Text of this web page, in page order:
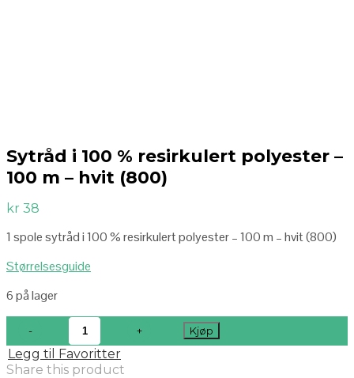
Sytråd i 100 % resirkulert polyester –
100 m – hvit (800)
kr 38
1 spole sytråd i 100 % resirkulert polyester – 100 m – hvit (800)
Størrelsesguide
6 på lager
Kjøp
Legg til Favoritter
Share this product